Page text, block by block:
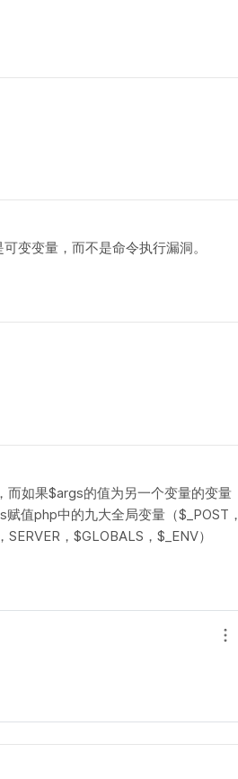
变变量，而不是命令执行漏洞。
如果$args的值为另一个变量的变量
值php中的九大全局变量（$_POST，
，$GLOBALS，$_ENV）